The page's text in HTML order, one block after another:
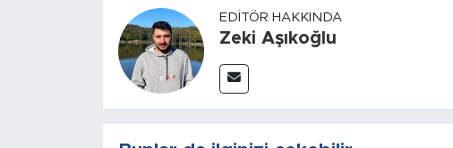
EDITÖR HAKKINDA
Zeki Aşıkoğlu